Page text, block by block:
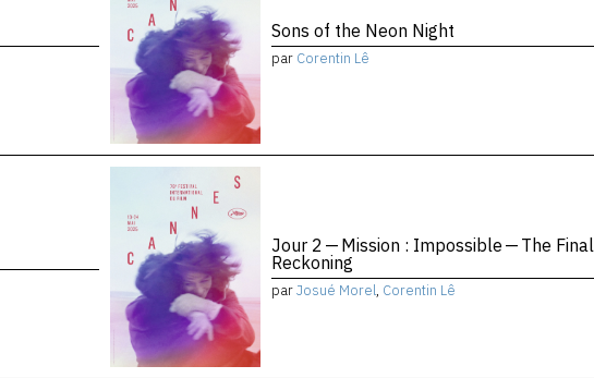
Sons of the Neon Night
par Corentin Lê
Jour 2 — Mission : Impossible — The Final
Reckoning
parJosué Morel, Corentin Lê